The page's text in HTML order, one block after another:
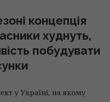
концепція
худнуть,
побудувати
у Україні, на якому